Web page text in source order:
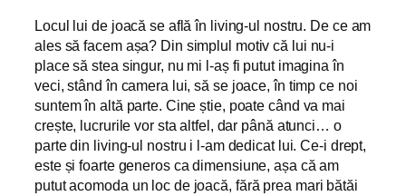
Locul lui de joacă se află în living-ul nostru. De ce am
ales să facem așa? Din simplul motiv că lui nu-i
place să stea singur, nu mi l-aș fi putut imagina în
veci, stând în camera lui, să se joace, în timp ce noi
suntem în altă parte. Cine știe, poate când va mai
crește, lucrurile vor sta altfel, dar până atunci… o
parte din living-ul nostru i l-am dedicat lui. Ce-i drept,
este și foarte generos ca dimensiune, așa că am
putut acomoda un loc de joacă, fără prea mari bătăi